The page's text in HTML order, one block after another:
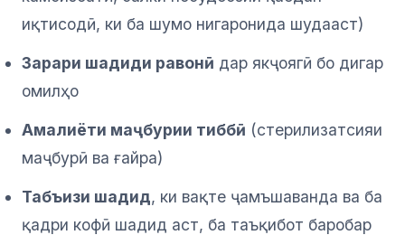
иқтисодӣ, ки ба шумо нигаронида шудааст)
Зарари шадиди равонӣ дар якҷоягӣ бо дигар
омилҳо
Амалиёти маҷбурии тиббӣ (стерилизатсияи
маҷбурӣ ва ғайра)
Табъизи шадид, ки вақте ҷамъшаванда ва ба
қадри кофӣ шадид аст, ба таъқибот баробар